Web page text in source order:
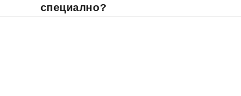
специално?